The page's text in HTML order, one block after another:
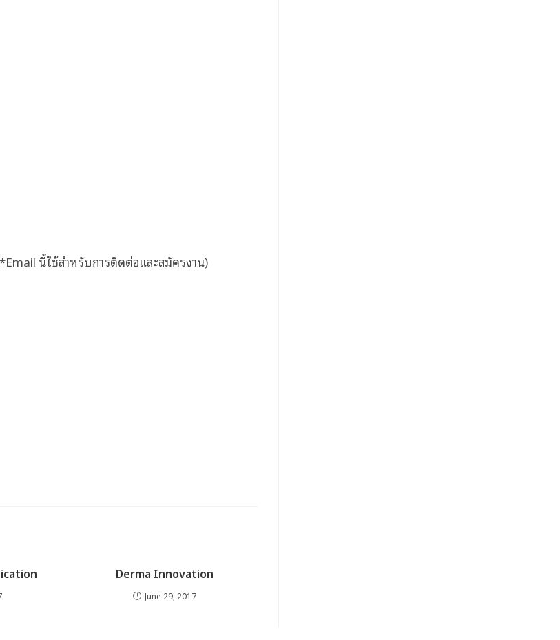
นี้ใช้สำหรับการติดต่อและสมัครงาน)
Derma Innovation
June 29, 2017